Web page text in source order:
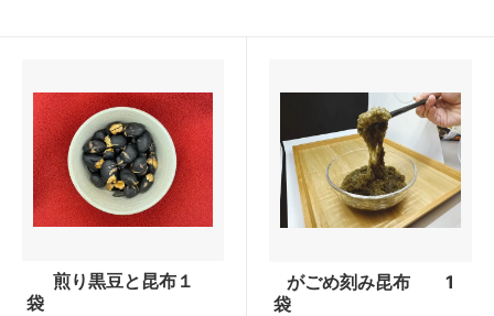
煎り黒豆と昆布１
袋
がごめ刻み昆布 1
袋